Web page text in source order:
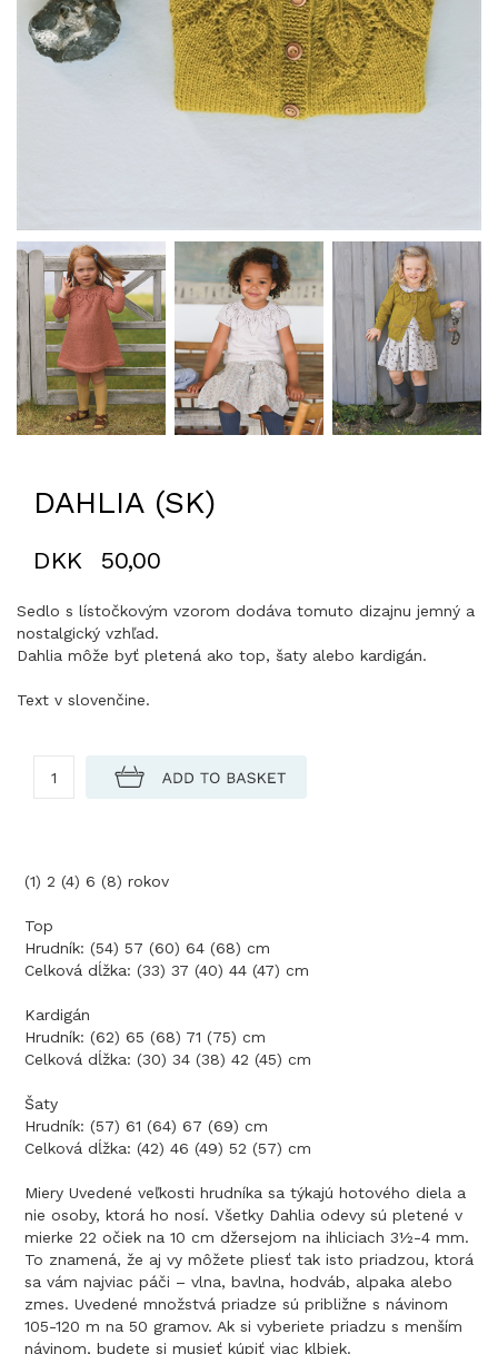
DAHLIA (SK)
DKK 50,00
Sedlo s lístočkovým vzorom dodáva tomuto dizajnu jemný a
nostalgický vzhľad.
Dahlia môže byť pletená ako top, šaty alebo kardigán.
Text v slovenčine.
(1) 2 (4) 6 (8) rokov
Top
Hrudník: (54) 57 (60) 64 (68) cm
Celková dĺžka: (33) 37 (40) 44 (47) cm
Kardigán
Hrudník: (62) 65 (68) 71 (75) cm
Celková dĺžka: (30) 34 (38) 42 (45) cm
Šaty
Hrudník: (57) 61 (64) 67 (69) cm
Celková dĺžka: (42) 46 (49) 52 (57) cm
Miery Uvedené veľkosti hrudníka sa týkajú hotového diela a
nie osoby, ktorá ho nosí. Všetky Dahlia odevy sú pletené v
mierke 22 očiek na 10 cm džersejom na ihliciach 3½-4 mm.
To znamená, že aj vy môžete pliesť tak isto priadzou, ktorá
sa vám najviac páči – vlna, bavlna, hodváb, alpaka alebo
zmes. Uvedené množstvá priadze sú približne s návinom
105-120 m na 50 gramov. Ak si vyberiete priadzu s menším
návinom, budete si musieť kúpiť viac klbiek.